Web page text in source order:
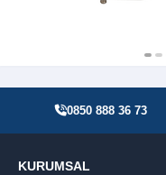
0850 888 36 73
KURUMSAL